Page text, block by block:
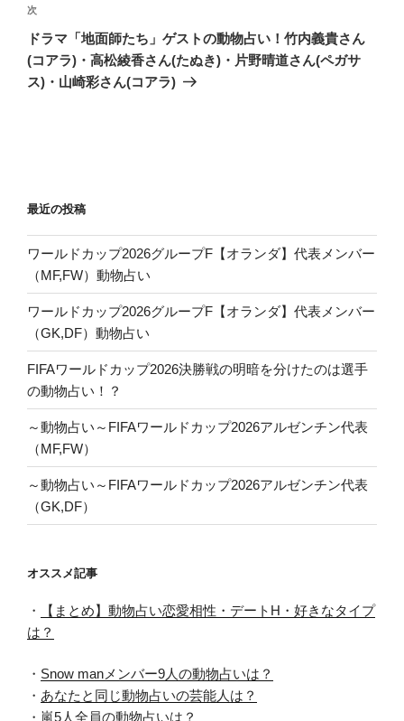
ゲ
ー
シ
ョ
次
の
投
稿
次
ドラマ「地面師たち」ゲストの動物占い！竹内義貴さん
(コアラ)・高松綾香さん(たぬき)・片野晴道さん(ペガサ
ス)・山崎彩さん(コアラ)
最近の投稿
ワールドカップ2026グループF【オランダ】代表メンバー
（MF,FW）動物占い
ワールドカップ2026グループF【オランダ】代表メンバー
（GK,DF）動物占い
FIFAワールドカップ2026決勝戦の明暗を分けたのは選手
の動物占い！？
～動物占い～FIFAワールドカップ2026アルゼンチン代表
（MF,FW）
～動物占い～FIFAワールドカップ2026アルゼンチン代表
（GK,DF）
オススメ記事
・
【まとめ】動物占い恋愛相性・デートH・好きなタイプ
は？
・ Snow manメンバー9人の動物占いは？
・ あなたと同じ動物占いの芸能人は？
・ 嵐5人全員の動物占いは？